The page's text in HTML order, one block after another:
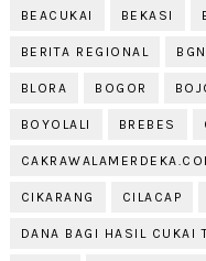
BEACUKAI BEKASI
BERITA REGIONAL BGN
BLORA BOGOR
BOYOLALI BREBES
CIKARANG CILACAP
DANA BAGI HASIL CUKAI